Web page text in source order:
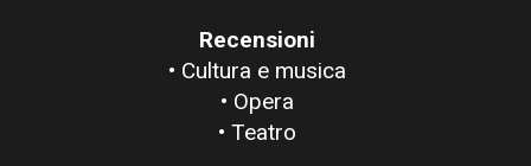
Recensioni
• Cultura e musica
• Opera
• Teatro